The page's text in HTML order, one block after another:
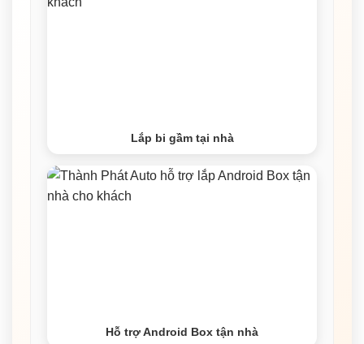
Lắp bi gầm tại nhà
Hỗ trợ Android Box tận nhà